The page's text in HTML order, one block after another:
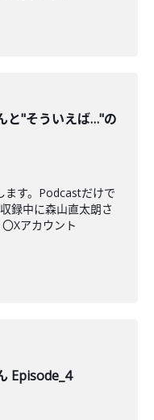
と"そういえば…"の
ます。Podcastだけで
録中に森山直太朗さ
Xアカウント
Episode_4